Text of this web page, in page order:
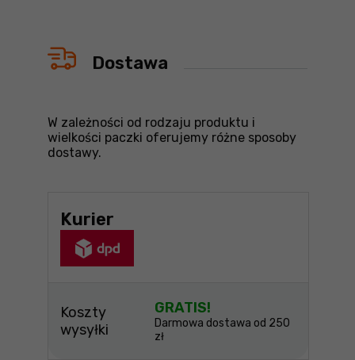
Dostawa
W zależności od rodzaju produktu i
wielkości paczki oferujemy różne sposoby
dostawy.
Kurier
Koszty
wysyłki
GRATIS!
Darmowa dostawa od 250
zł